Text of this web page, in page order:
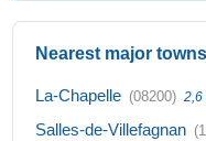
Nearest major towns
La-Chapelle (08200) 2,6
Salles-de-Villefagnan